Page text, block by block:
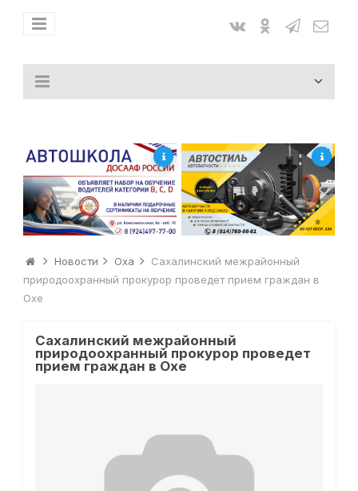
Новости Оха
Сахалинский межрайонный
природоохранный прокурор проведет прием граждан в
Охе
Сахалинский межрайонный
природоохранный прокурор проведет
прием граждан в Охе